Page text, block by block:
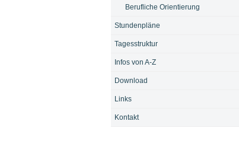
Berufliche Orientierung
Stundenpläne
Tagesstruktur
Infos von A-Z
Download
Links
Kontakt